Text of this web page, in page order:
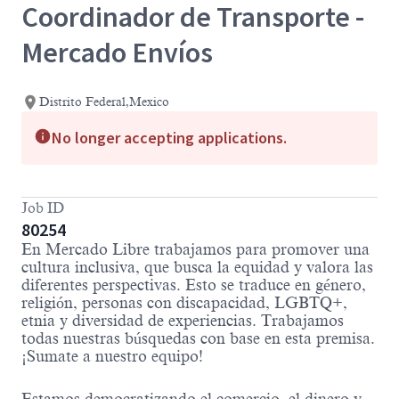
Coordinador de Transporte -
Mercado Envíos
Distrito Federal,Mexico
No longer accepting applications.
Job ID
80254
En Mercado Libre trabajamos para promover una
cultura inclusiva, que busca la equidad y valora las
diferentes perspectivas. Esto se traduce en género,
religión, personas con discapacidad, LGBTQ+,
etnia y diversidad de experiencias. Trabajamos
todas nuestras búsquedas con base en esta premisa.
¡Sumate a nuestro equipo!